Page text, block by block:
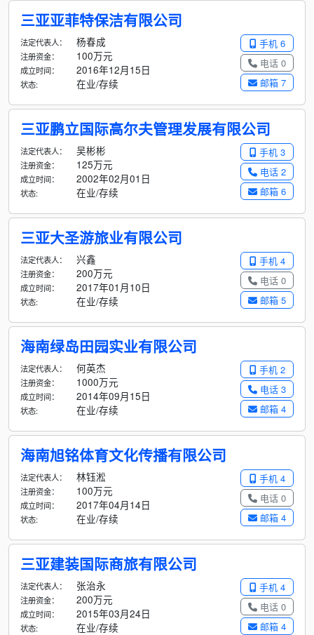
三亚亚菲特保洁有限公司
手机 6
电话 0
邮箱 7
法定代表人： 杨春成
注册资金： 100万元
成立时间： 2016年12月15日
状态: 在业/存续
三亚鹏立国际高尔夫管理发展有限公司
手机 3
电话 2
邮箱 6
法定代表人： 吴彬彬
注册资金： 125万元
成立时间： 2002年02月01日
状态: 在业/存续
三亚大圣游旅业有限公司
手机 4
电话 0
邮箱 5
法定代表人： 兴鑫
注册资金： 200万元
成立时间： 2017年01月10日
状态: 在业/存续
海南绿岛田园实业有限公司
手机 2
电话 3
邮箱 4
法定代表人： 何英杰
注册资金： 1000万元
成立时间： 2014年09月15日
状态: 在业/存续
海南旭铭体育文化传播有限公司
手机 4
电话 0
邮箱 4
法定代表人： 林钰淞
注册资金： 100万元
成立时间： 2017年04月14日
状态: 在业/存续
三亚建装国际商旅有限公司
手机 4
电话 0
邮箱 4
法定代表人： 张治永
注册资金： 200万元
成立时间： 2015年03月24日
状态: 在业/存续